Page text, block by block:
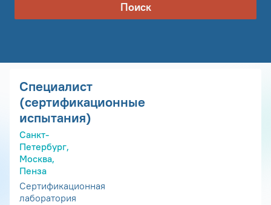
Поиск
Специалист
(сертификационные
испытания)
Санкт-
Петербург,
Москва,
Пенза
Сертификационная
лаборатория